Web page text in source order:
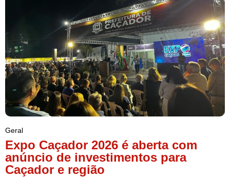
Geral
Expo Caçador 2026 é aberta com
anúncio de investimentos para
Caçador e região